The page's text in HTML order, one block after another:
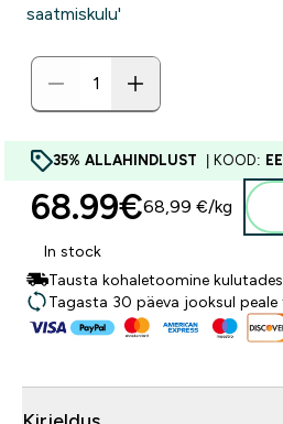
saatmiskulu'
35% ALLAHINDLUST | KOOD:
68.99€‎68,99 €‎/kg
In stock
Tausta kohaletoomine
Tagasta 30 päeva jooksul